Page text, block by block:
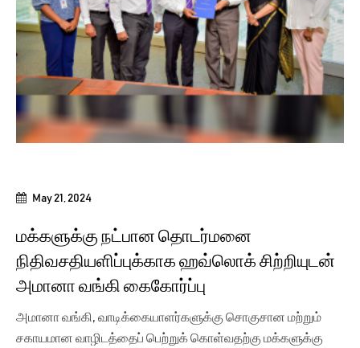
May 21, 2024
மக்களுக்கு நட்பான தொடர்மனை
நிதிவசதியளிப்புக்காக ஹவ்லொக் சிற்றியுடன்
அமானா வங்கி கைகோர்ப்பு
அமானா வங்கி, வாடிக்கையாளர்களுக்கு சொகுசான மற்றும்
சகாயமான வாழிடத்தைப் பெற்றுக் கொள்வதற்கு மக்களுக்கு